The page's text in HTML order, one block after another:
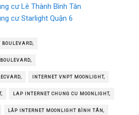
cư Lê Thành Bình Tân
cư Starlight Quận 6
BOULEVARD,
INTERNET VNPT MOONLIGHT,
LAP INTERNET CHUNG CU MOONLIGHT,
LẮP INTERNET MOONLIGHT BÌNH TÂN,